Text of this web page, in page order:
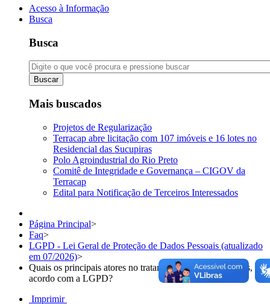
Acesso à Informação
Busca
Busca
Buscar
Mais buscados
Projetos de Regularização
Terracap abre licitação com 107 imóveis e 16 lotes no
Residencial das Sucupiras
Polo Agroindustrial do Rio Preto
Comitê de Integridade e Governança – CIGOV da
Terracap
Edital para Notificação de Terceiros Interessados
Página Principal>
Faq>
LGPD - Lei Geral de Proteção de Dados Pessoais (atualizado
em 07/2026)>
Quais os principais atores no tratamento de dados pessoais, de
acordo com a LGPD?
Imprimir